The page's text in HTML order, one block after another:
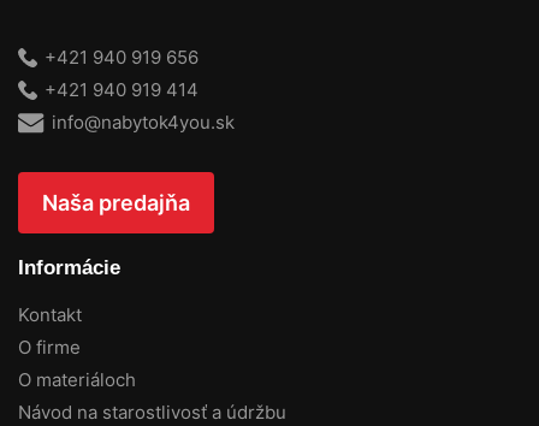
+421 940 919 656
+421 940 919 414
info@nabytok4you.sk
Naša predajňa
Informácie
Kontakt
O firme
O materiáloch
Návod na starostlivosť a údržbu